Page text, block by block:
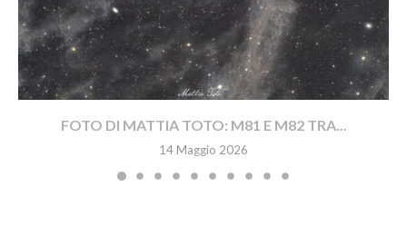
FOTO DI MATTIA TOTO: M81 E M82 TRA...
14 Maggio 2026